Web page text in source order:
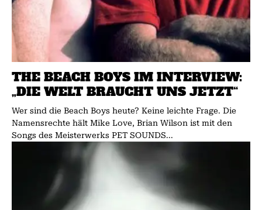
THE BEACH BOYS IM INTERVIEW:
„DIE WELT BRAUCHT UNS JETZT“
Wer sind die Beach Boys heute? Keine leichte Frage. Die
Namensrechte hält Mike Love, Brian Wilson ist mit den
Songs des Meisterwerks PET SOUNDS...